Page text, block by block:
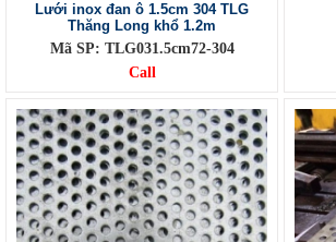
Lưới inox đan ô 1.5cm 304 TLG
Thăng Long khổ 1.2m
Mã SP: TLG031.5cm72-304
Call